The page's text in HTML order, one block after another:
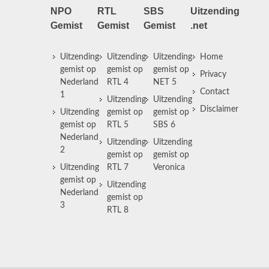
NPO
Gemist
Uitzending
gemist op
Nederland
1
Uitzending
gemist op
Nederland
2
Uitzending
gemist op
Nederland
3
RTL
Gemist
Uitzending
gemist op
RTL 4
Uitzending
gemist op
RTL 5
Uitzending
gemist op
RTL 7
Uitzending
gemist op
RTL 8
SBS
Gemist
Uitzending
gemist op
NET 5
Uitzending
gemist op
SBS 6
Uitzending
gemist op
Veronica
Uitzending
.net
Home
Privacy
Contact
Disclaimer